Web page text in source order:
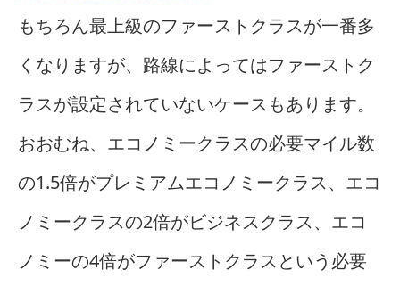
もちろん最上級のファーストクラスが一番多
くなりますが、路線によってはファーストク
ラスが設定されていないケースもあります。
おおむね、エコノミークラスの必要マイル数
の1.5倍がプレミアムエコノミークラス、エコ
ノミークラスの2倍がビジネスクラス、エコ
ノミーの4倍がファーストクラスという必要